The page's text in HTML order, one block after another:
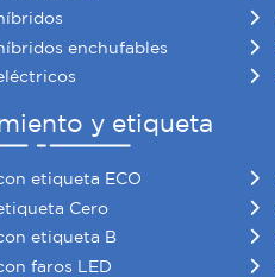
enchufables
y etiqueta
etiqueta ECO
Cero
etiqueta B
faros LED